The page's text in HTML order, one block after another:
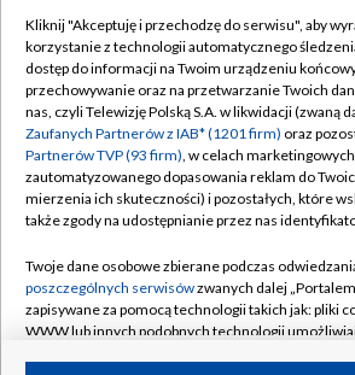
TVP
Abonament TVP
Emisja w TVP
Centrum informacji TVP
Naziemna Telewizja Cyfrowa
Rada Programowa
System NOS
Informacje o nadawcy
Regulamin TVP
Polityka
Moje zgody
Pomoc
Kontakt
Kanały
Kliknij "Akceptuję i przechodzę do serwisu", aby
korzystanie z technologii automatycznego
dostęp do informacji na Twoim urządzeniu
przechowywanie oraz na przetwarzanie Twoich
nas, czyli Telewizję Polską S.A. w likwidacji (zwaną
Zaufanych Partnerów z IAB* (1201 firm) oraz
Partnerów TVP (93 firm), w celach
zautomatyzowanego dopasowania reklam do
mierzenia ich skuteczności) i pozostałych, które
także zgody na udostępnianie przez nas
Twoje dane osobowe zbierane podczas
poszczególnych serwisówzwanych dalej
zapisywane za pomocą technologii takich jak: pliki
WWW lub innych podobnych technologii